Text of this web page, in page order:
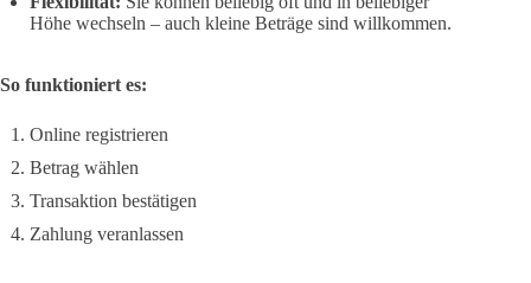
Höhe wechseln – auch kleine Beträge sind willkommen.
So funktioniert es:
Online registrieren
Betrag wählen
Transaktion bestätigen
Zahlung veranlassen